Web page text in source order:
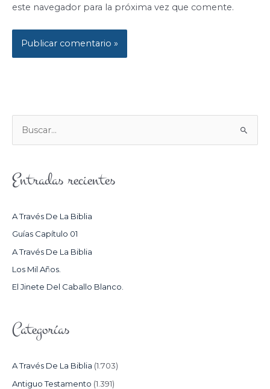
este navegador para la próxima vez que comente.
U
C
R
:
Entradas recientes
A Través De La Biblia
Guías Capítulo 01
A Través De La Biblia
Los Mil Años.
El Jinete Del Caballo Blanco.
Categorías
A Través De La Biblia (1.703)
Antiguo Testamento (1.391)